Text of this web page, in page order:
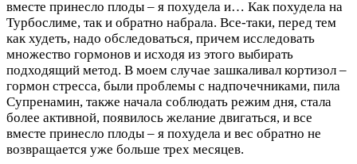
вместе принесло плоды – я похудела и… Как похудела на
Турбослиме, так и обратно набрала. Все-таки, перед тем
как худеть, надо обследоваться, причем исследовать
множество гормонов и исходя из этого выбирать
подходящий метод. В моем случае зашкаливал кортизол –
гормон стресса, были проблемы с надпочечниками, пила
Супренамин, также начала соблюдать режим дня, стала
более активной, появилось желание двигаться, и все
вместе принесло плоды – я похудела и вес обратно не
возвращается уже больше трех месяцев.